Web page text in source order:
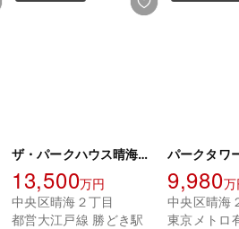
ザ・パークハウス晴海タワーズ ティアロレジデンス
13,500万円
中央区晴海２丁目
都営大江戸線 勝どき駅
パークタワ
9,980万
中央区晴海
東京メトロ